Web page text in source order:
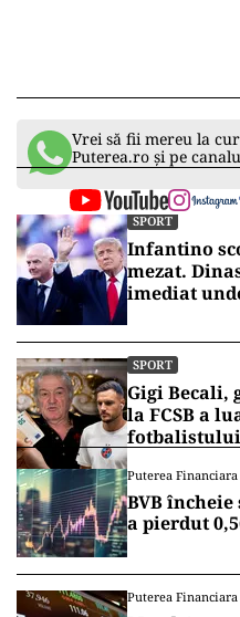
Vrei să fii mereu la
Puterea.ro și pe
SPORT
Infantino
mezat.
imediat
SPORT
Gigi Becali,
la FCSB a
fotbalistului
Puterea Financiara
BVB
a pierdut
Puterea Financiara